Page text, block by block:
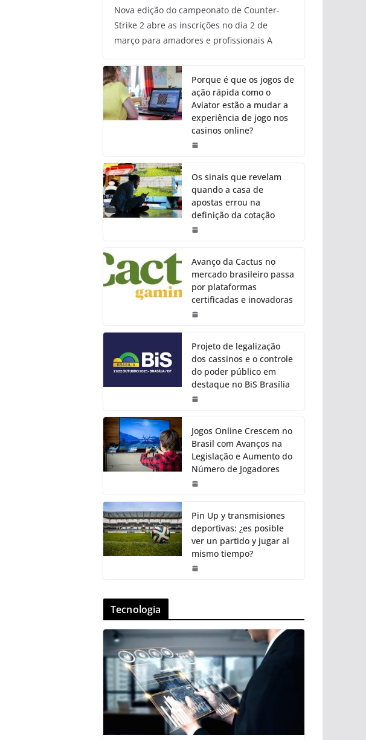
Nova edição do campeonato de Counter-
Strike 2 abre as inscrições no dia 2 de
março para amadores e profissionais A
Porque é que os jogos de
ação rápida como o
Aviator estão a mudar a
experiência de jogo nos
casinos online?
Os sinais que revelam
quando a casa de
apostas errou na
definição da cotação
Avanço da Cactus no
mercado brasileiro passa
por plataformas
certificadas e inovadoras
Projeto de legalização
dos cassinos e o controle
do poder público em
destaque no BiS Brasília
Jogos Online Crescem no
Brasil com Avanços na
Legislação e Aumento do
Número de Jogadores
Pin Up y transmisiones
deportivas: ¿es posible
ver un partido y jugar al
mismo tiempo?
Tecnologia